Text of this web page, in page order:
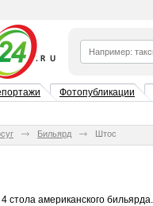
Фотопубликации
Бильярд Штос
стола американского бильярда.